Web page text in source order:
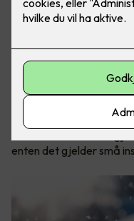
Spesialist på
ØS Varme har lager i
god tilgjengelighet.
metervarer og som
ulike typer prosjekter og
enten det gjelder små